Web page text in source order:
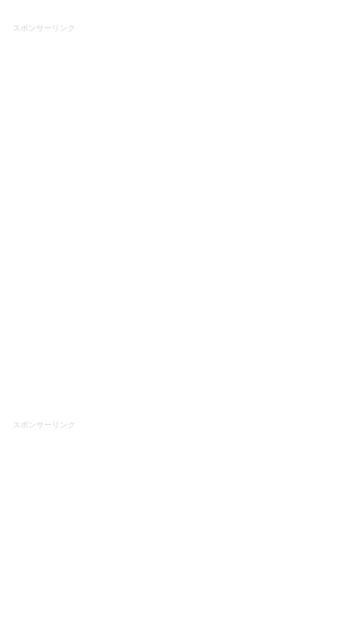
スポンサーリンク
スポンサーリンク